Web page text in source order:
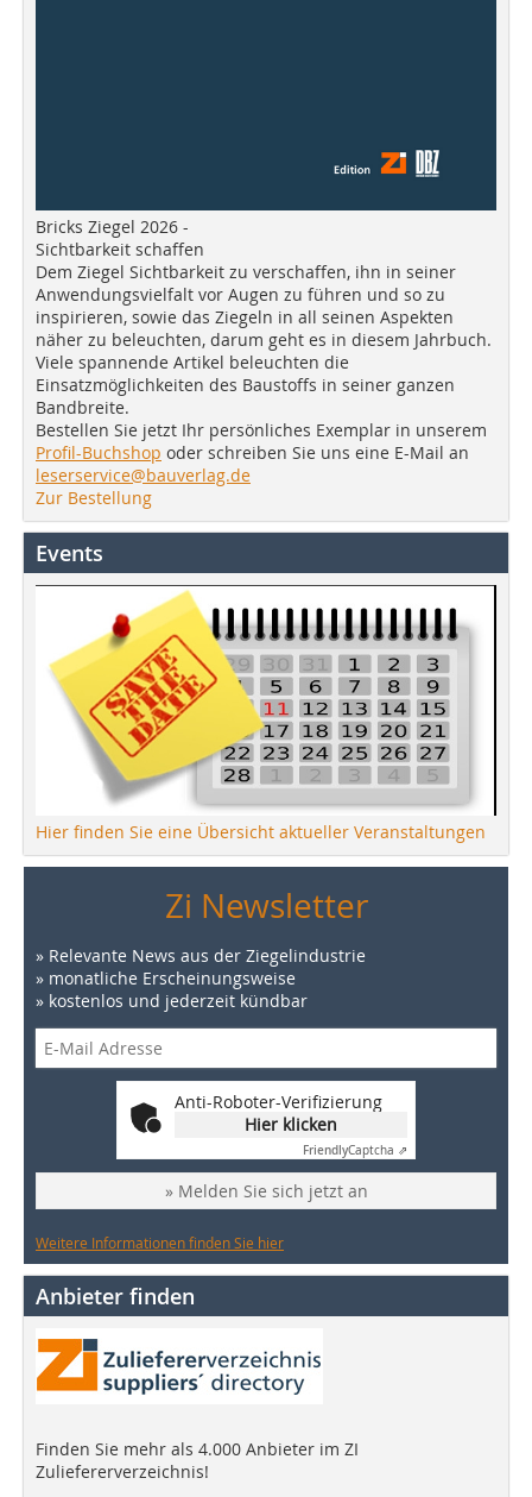
Bricks Ziegel 2026 -
Sichtbarkeit schaffen
Dem Ziegel Sichtbarkeit zu verschaffen, ihn in seiner
Anwendungsvielfalt vor Augen zu führen und so zu
inspirieren, sowie das Ziegeln in all seinen Aspekten
näher zu beleuchten, darum geht es in diesem Jahrbuch.
Viele spannende Artikel beleuchten die
Einsatzmöglichkeiten des Baustoffs in seiner ganzen
Bandbreite.
Bestellen Sie jetzt Ihr persönliches Exemplar in unserem
Profil-Buchshop oder schreiben Sie uns eine E-Mail an
leserservice@bauverlag.de
Zur Bestellung
Events
Hier finden Sie eine Übersicht aktueller Veranstaltungen
Zi Newsletter
» Relevante News aus der Ziegelindustrie
» monatliche Erscheinungsweise
» kostenlos und jederzeit kündbar
Anti-Roboter-Verifizierung
Hier klicken
FriendlyCaptcha ⇗
» Melden Sie sich jetzt an
Weitere Informationen finden Sie hier
Anbieter finden
Finden Sie mehr als 4.000 Anbieter im ZI
Zuliefererverzeichnis!